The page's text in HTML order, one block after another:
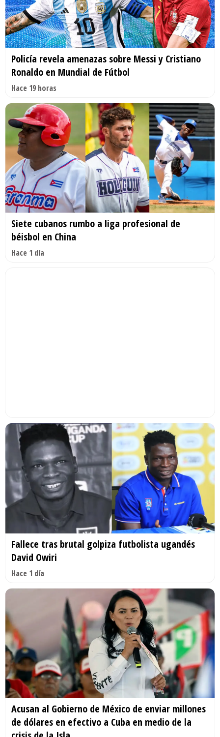
Policía revela amenazas sobre Messi y Cristiano
Ronaldo en Mundial de Fútbol
Hace 19 horas
Siete cubanos rumbo a liga profesional de
béisbol en China
Hace 1 día
Fallece tras brutal golpiza futbolista ugandés
David Owiri
Hace 1 día
Acusan al Gobierno de México de enviar millones
de dólares en efectivo a Cuba en medio de la